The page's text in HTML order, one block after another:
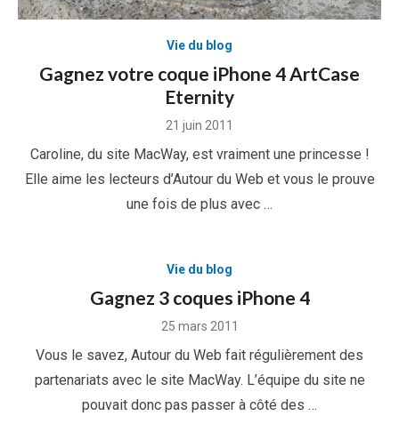
Vie du blog
Gagnez votre coque iPhone 4 ArtCase
Eternity
Posted
21 juin 2011
Caroline, du site MacWay, est vraiment une princesse !
Elle aime les lecteurs d’Autour du Web et vous le prouve
une fois de plus avec …
Vie du blog
Gagnez 3 coques iPhone 4
Posted
25 mars 2011
Vous le savez, Autour du Web fait régulièrement des
partenariats avec le site MacWay. L’équipe du site ne
pouvait donc pas passer à côté des …